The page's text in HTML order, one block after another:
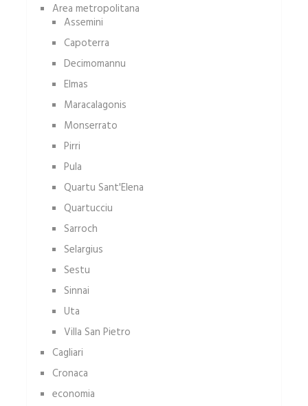
Area metropolitana
Assemini
Capoterra
Decimomannu
Elmas
Maracalagonis
Monserrato
Pirri
Pula
Quartu Sant'Elena
Quartucciu
Sarroch
Selargius
Sestu
Sinnai
Uta
Villa San Pietro
Cagliari
Cronaca
economia